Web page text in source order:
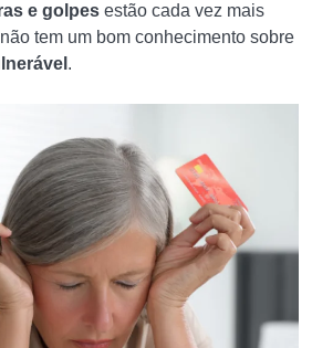
e golpes estão cada vez mais
tem um bom conhecimento sobre
.